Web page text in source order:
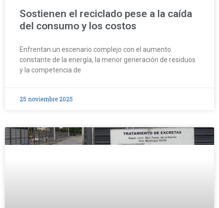
Sostienen el reciclado pese a la caída
del consumo y los costos
Enfrentan un escenario complejo con el aumento
constante de la energía, la menor generación de residuos
y la competencia de
25 noviembre 2025